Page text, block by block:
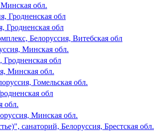
обл.
Гродненская обл
Гродненская обл
Белоруссия, Витебская обл
Минская обл.
Гродненская обл
Минская обл.
Гомельская обл.
обл
обл.
Минская обл.
санаторий, Белоруссия, Брестская обл.